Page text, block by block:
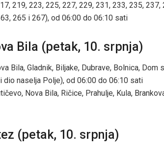
219, 223, 225, 227, 229, 231, 233, 235, 237,
265 i 267), od 06:00 do 06:10 sati
Bila (petak, 10. srpnja)
Bila, Gladnik, Biljake, Dubrave, Bolnica, Dom
naselja Polje), od 06:00 do 06:10 sati
Nova Bila, Ričice, Prahulje, Kula,
(petak, 10. srpnja)